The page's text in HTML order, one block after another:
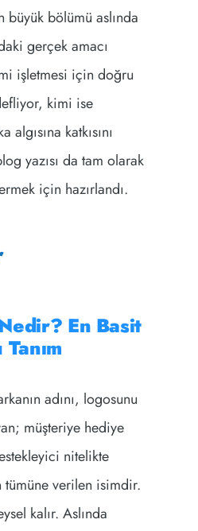
büyük bölümü aslında
gerçek amacı
işletmesi için doğru
kimi ise
katkısını
yazısı da tam olarak
için hazırlandı.
En Basit
adını, logosunu
müşteriye hediye
nitelikte
tümüne verilen isimdir.
kalır. Aslında